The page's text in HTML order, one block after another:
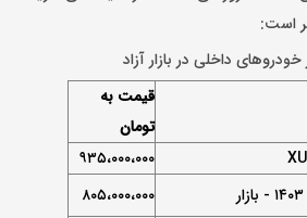
است:
داخلی در بازار آزاد
قیمت به
تومان
۹۳۵،۰۰۰،۰۰۰
۸۰۵،۰۰۰،۰۰۰